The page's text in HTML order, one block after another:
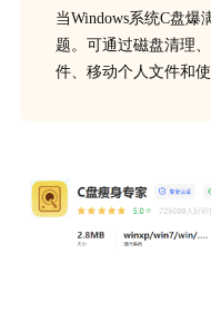
当Windows系统C盘爆
题。可通过磁盘清理
件、移动个人文件和